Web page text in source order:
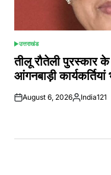
POSTED
IN
उत्तराखंड
तीलू रौतेली पुरस्कार
आंगनबाड़ी
August 6, 2026Posted
India121